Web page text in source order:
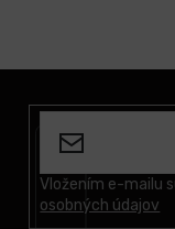
Vložením e-mailu
osobných údajov